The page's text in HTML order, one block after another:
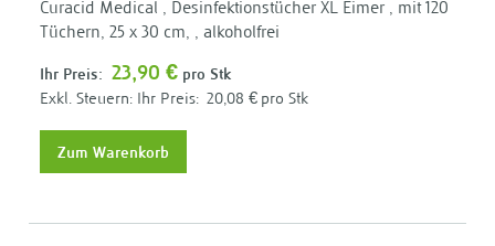
Curacid Medical , Desinfektionstücher XL Eimer , mit 120
Tüchern, 25 x 30 cm, , alkoholfrei
Ihr Preis: 23,90 € pro Stk
Ihr Preis: 20,08 € pro Stk
Zum Warenkorb